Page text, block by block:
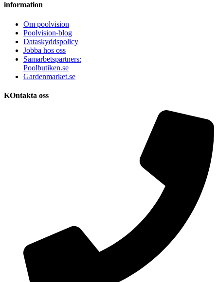
information
Om poolvision
Poolvision-blog
Dataskyddspolicy
Jobba hos oss
Samarbetspartners:
Poolbutiken.se
Gardenmarket.se
KOntakta oss